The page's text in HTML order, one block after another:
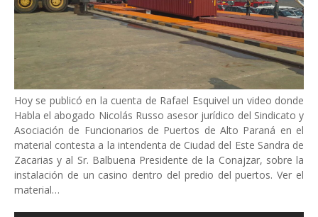
Hoy se publicó en la cuenta de Rafael Esquivel un video donde
Habla el abogado Nicolás Russo asesor jurídico del Sindicato y
Asociación de Funcionarios de Puertos de Alto Paraná en el
material contesta a la intendenta de Ciudad del Este Sandra de
Zacarias y al Sr. Balbuena Presidente de la Conajzar, sobre la
instalación de un casino dentro del predio del puertos. Ver el
material…